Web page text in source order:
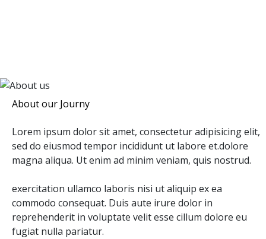
About our Journy
Lorem ipsum dolor sit amet, consectetur adipisicing elit,
sed do eiusmod tempor incididunt ut labore et.dolore
magna aliqua. Ut enim ad minim veniam, quis nostrud.
exercitation ullamco laboris nisi ut aliquip ex ea
commodo consequat. Duis aute irure dolor in
reprehenderit in voluptate velit esse cillum dolore eu
fugiat nulla pariatur.